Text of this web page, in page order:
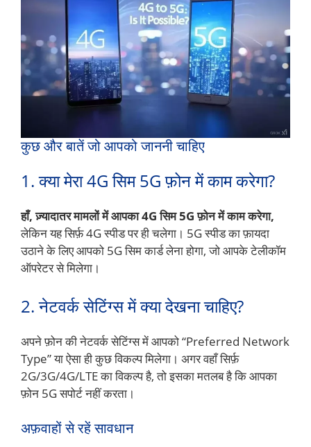
कुछ और बातें जो आपको जाननी चाहिए
1. क्या मेरा 4G सिम 5G फ़ोन में काम करेगा?
हाँ, ज़्यादातर मामलों में आपका 4G सिम 5G फ़ोन में काम करेगा,
लेकिन यह सिर्फ़ 4G स्पीड पर ही चलेगा। 5G स्पीड का फ़ायदा
उठाने के लिए आपको 5G सिम कार्ड लेना होगा, जो आपके टेलीकॉम
ऑपरेटर से मिलेगा।
2. नेटवर्क सेटिंग्स में क्या देखना चाहिए?
अपने फ़ोन की नेटवर्क सेटिंग्स में आपको “Preferred Network
Type” या ऐसा ही कुछ विकल्प मिलेगा। अगर वहाँ सिर्फ़
2G/3G/4G/LTE का विकल्प है, तो इसका मतलब है कि आपका
फ़ोन 5G सपोर्ट नहीं करता।
अफ़वाहों से रहें सावधान